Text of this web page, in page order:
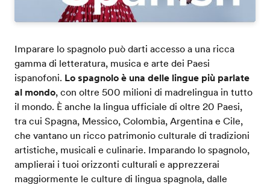
Imparare lo spagnolo può darti accesso a una ricca
gamma di letteratura, musica e arte dei Paesi
ispanofoni. Lo spagnolo è una delle lingue più parlate
al mondo, con oltre 500 milioni di madrelingua in tutto
il mondo. È anche la lingua ufficiale di oltre 20 Paesi,
tra cui Spagna, Messico, Colombia, Argentina e Cile,
che vantano un ricco patrimonio culturale di tradizioni
artistiche, musicali e culinarie. Imparando lo spagnolo,
amplierai i tuoi orizzonti culturali e apprezzerai
maggiormente le culture di lingua spagnola, dalle